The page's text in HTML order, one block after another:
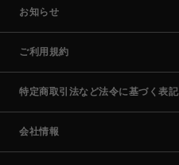
お知らせ
ご利用規約
特定商取引法など法令に基づく表記
会社情報